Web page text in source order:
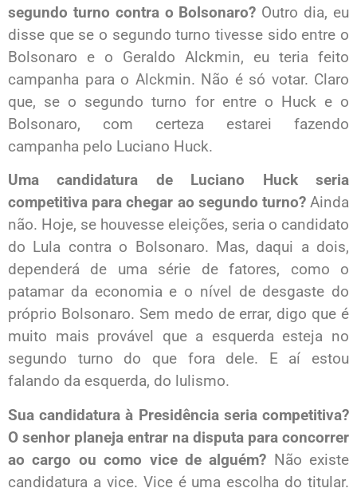
segundo turno contra o Bolsonaro? Outro dia, eu
disse que se o segundo turno tivesse sido entre o
Bolsonaro e o Geraldo Alckmin, eu teria feito
campanha para o Alckmin. Não é só votar. Claro
que, se o segundo turno for entre o Huck e o
Bolsonaro, com certeza estarei fazendo
campanha pelo Luciano Huck.
Uma candidatura de Luciano Huck seria
competitiva para chegar ao segundo turno? Ainda
não. Hoje, se houvesse eleições, seria o candidato
do Lula contra o Bolsonaro. Mas, daqui a dois,
dependerá de uma série de fatores, como o
patamar da economia e o nível de desgaste do
próprio Bolsonaro. Sem medo de errar, digo que é
muito mais provável que a esquerda esteja no
segundo turno do que fora dele. E aí estou
falando da esquerda, do lulismo.
Sua candidatura à Presidência seria competitiva?
O senhor planeja entrar na disputa para concorrer
ao cargo ou como vice de alguém? Não existe
candidatura a vice. Vice é uma escolha do titular.